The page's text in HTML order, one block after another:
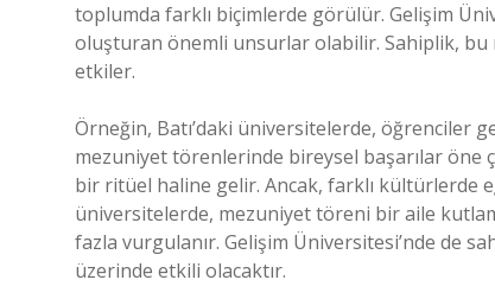
toplumda farklı biçimlerde görülür. Gelişim
oluşturan önemli unsurlar olabilir. Sahiplik, bu
etkiler.
Örneğin, Batı’daki üniversitelerde, öğrenciler
mezuniyet törenlerinde bireysel başarılar öne
bir ritüel haline gelir. Ancak, farklı kültürlerde
üniversitelerde, mezuniyet töreni bir aile
fazla vurgulanır. Gelişim Üniversitesi’nde de
üzerinde etkili olacaktır.